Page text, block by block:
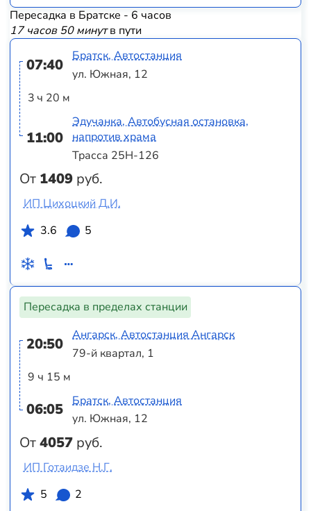
Пересадка в Братске - 6 часов
17 часов 50 минутв пути
07:40
3 ч 20 м
11:00
От 1409 руб.
Братск, Автостанция
ул. Южная, 12
Эдучанка, Автобусная остановка,
напротив храма
Трасса 25Н-126
ИП Цихоцкий Д.И.
3.6
5
Пересадка в пределах станции
20:50
9 ч 15 м
06:05
От4057 руб.
Ангарск, Автостанция Ангарск
79-й квартал, 1
Братск, Автостанция
ул. Южная, 12
ИП Готаидзе Н.Г.
5
2